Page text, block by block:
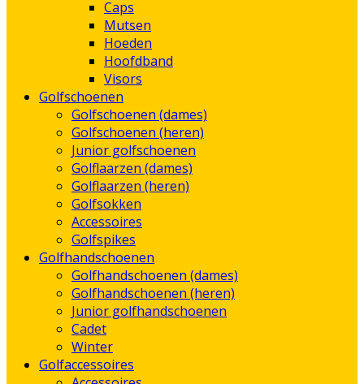
Caps
Mutsen
Hoeden
Hoofdband
Visors
Golfschoenen
Golfschoenen (dames)
Golfschoenen (heren)
Junior golfschoenen
Golflaarzen (dames)
Golflaarzen (heren)
Golfsokken
Accessoires
Golfspikes
Golfhandschoenen
Golfhandschoenen (dames)
Golfhandschoenen (heren)
Junior golfhandschoenen
Cadet
Winter
Golfaccessoires